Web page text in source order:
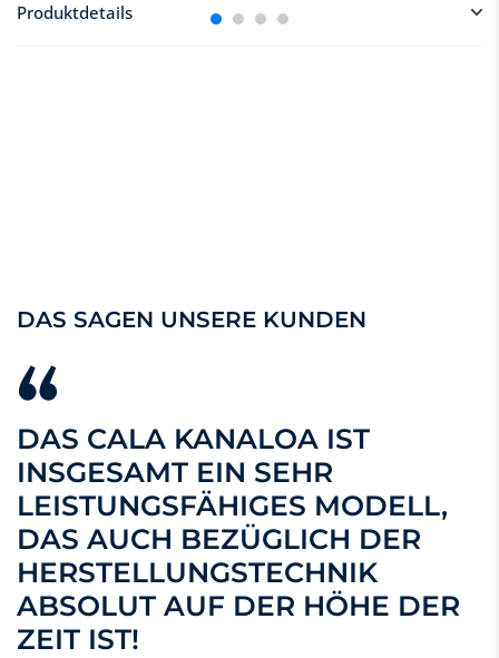
Produktdetails
Vielseitig einsetzbar:Der CALA DryBag macht auf dem
beim Segeln oder Camping eine super Figur.
DAS SAGEN UNSERE KUNDEN
DAS CALA KANALOA IST
INSGESAMT EIN SEHR
LEISTUNGSFÄHIGES MODELL,
DAS AUCH BEZÜGLICH DER
HERSTELLUNGSTECHNIK
ABSOLUT AUF DER HÖHE DER
ZEIT IST!